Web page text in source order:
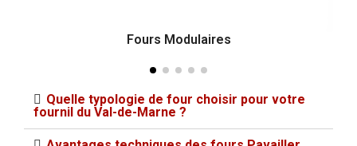
Fours Modulaires
Quelle typologie de four choisir pour votre
fournil du Val-de-Marne ?